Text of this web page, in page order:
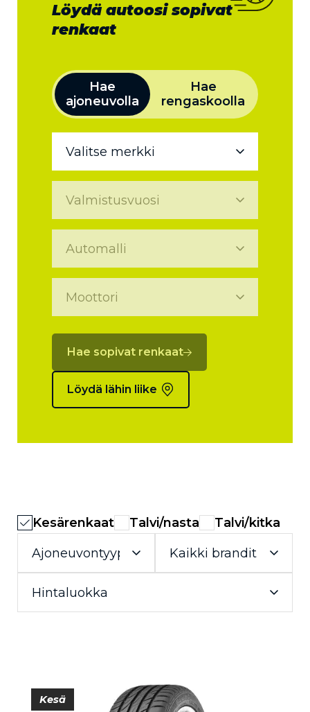
Löydä autoosi sopivat
renkaat
Hae
ajoneuvolla
Hae
rengaskoolla
Hae sopivat renkaat
Löydä lähin liike
Kesärenkaat Talvi/nasta Talvi/kitka
Kesä